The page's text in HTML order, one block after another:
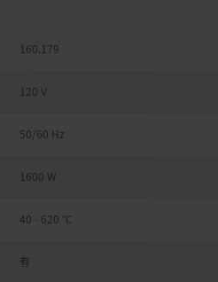
160.179
120 V
50/60 Hz
1600 W
40 - 620 °C
有